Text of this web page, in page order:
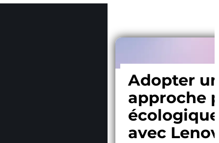
Adopter
approche
écologique
avec